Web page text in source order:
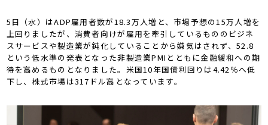
5日（水）はADP雇用者数が18.3万人増と、市場予想の15万人増を
上回りましたが、消費者向けが雇用を牽引しているもののビジネ
スサービスや製造業が鈍化していることから嫌気はされず、52.8
という低水準の発表となった非製造業PMIとともに金融緩和への期
待を高めるものとなりました。米国10年国債利回りは4.42％へ低
下し、株式市場は317ドル高となっています。